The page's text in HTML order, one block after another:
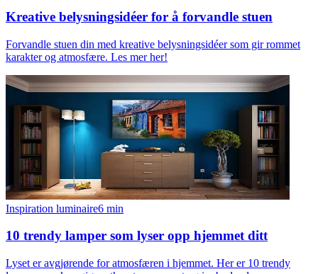
Kreative belysningsidéer for å forvandle stuen
Forvandle stuen din med kreative belysningsidéer som gir rommet
karakter og atmosfære. Les mer her!
Inspiration luminaire6 min
10 trendy lamper som lyser opp hjemmet ditt
Lyset er avgjørende for atmosfæren i hjemmet. Her er 10 trendy